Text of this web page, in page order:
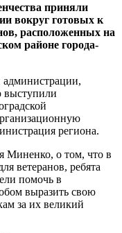
приняли
вокруг готовых к
расположенных на
районе города-
администрации,
выступили
региона.
Миненко, о том, что в
ветеранов, ребята
помочь в
выразить свою
за их великий